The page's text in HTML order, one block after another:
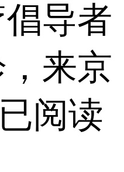
导者
来京
阅读